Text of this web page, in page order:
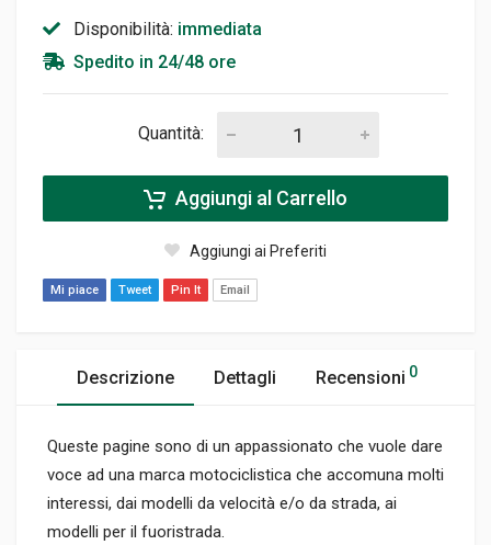
Disponibilità: immediata
Spedito in 24/48 ore
Quantità:
Aggiungi al Carrello
Aggiungi ai Preferiti
Mi piace Tweet Pin It Email
Descrizione Dettagli Recensioni 0
Queste pagine sono di un appassionato che vuole dare
voce ad una marca motociclistica che accomuna molti
interessi, dai modelli da velocità e/o da strada, ai
modelli per il fuoristrada.